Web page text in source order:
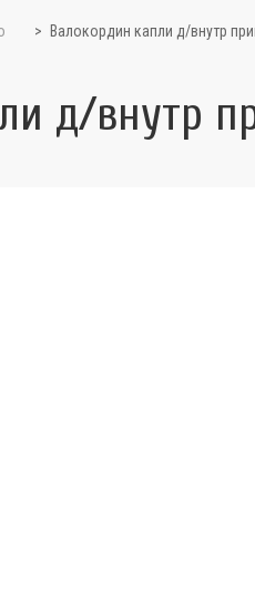
Валокордин капли д/внутр
д/внутр